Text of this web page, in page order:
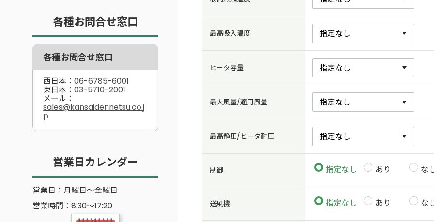
最高吸入温度
ヒータ容量
最大風量/適用風量
最高静圧/ヒータ耐圧
制御 指定なし あり な
送風機 指定なし あり な
各種お問合せ窓口
各種お問合せ窓口
西日本：06-6785-6001
東日本：03-5710-2001
メール：
sales@kansaidennetsu.co.j
p
営業日カレンダー
営業日：月曜日～金曜日
営業時間：8:30～17:20